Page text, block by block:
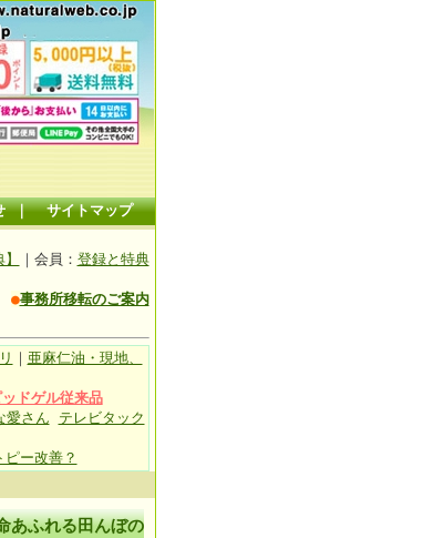
｜ サイトマップ
｜会員： 登録と特典
●事務所移転のご案内
｜ 亜麻仁油・現地、
ドゲル従来品
愛さん
テレビタック
ピー改善？
ふれる田んぼの